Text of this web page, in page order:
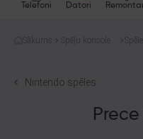
Telefoni Datori
Sākums
Spēļu konsoles
Spēles
Nintendo spēles